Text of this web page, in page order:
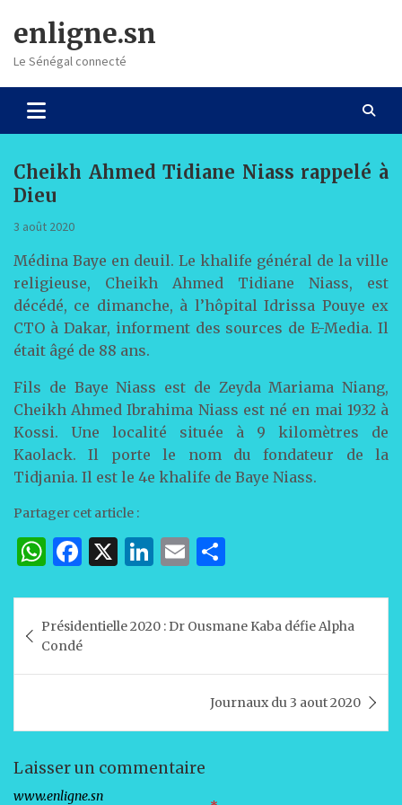
content
enligne.sn
Le Sénégal connecté
Cheikh Ahmed Tidiane Niass rappelé à
Dieu
3 août 2020
Médina Baye en deuil. Le khalife général de la ville
religieuse, Cheikh Ahmed Tidiane Niass, est
décédé, ce dimanche, à l’hôpital Idrissa Pouye ex
CTO à Dakar, informent des sources de E-Media. Il
était âgé de 88 ans.
Fils de Baye Niass est de Zeyda Mariama Niang,
Cheikh Ahmed Ibrahima Niass est né en mai 1932 à
Kossi. Une localité située à 9 kilomètres de
Kaolack. Il porte le nom du fondateur de la
Tidjania. Il est le 4e khalife de Baye Niass.
Partager cet article :
W
at
s
A
p
F
c
e
b
o
X
Li
k
e
dI
E
ai
l
ta
g
er
de
l’article
Présidentielle 2020 : Dr Ousmane Kaba défie Alpha
Condé
Journaux du 3 aout 2020
Laisser un commentaire